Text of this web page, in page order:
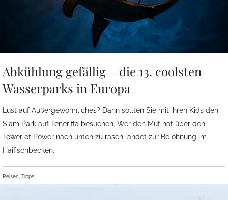
Abkühlung gefällig – die 13. coolsten
Wasserparks in Europa
Lust auf Außergewöhnliches? Dann sollten Sie mit ihren Kids den
Siam Park auf Teneriffa besuchen. Wer den Mut hat über den
Tower of Power nach unten zu rasen landet zur Belohnung im
Haifischbecken.
Reisen, Tipps